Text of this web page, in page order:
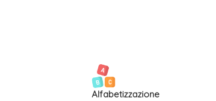
Alfabetizzazione